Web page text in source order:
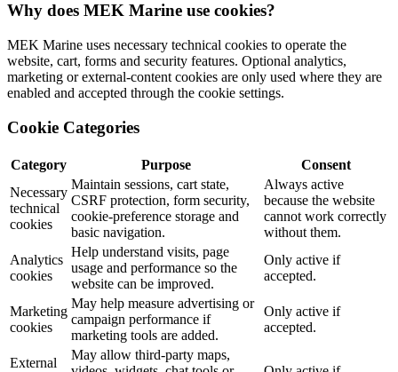
Why does MEK Marine use cookies?
MEK Marine uses necessary technical cookies to operate the
website, cart, forms and security features. Optional analytics,
marketing or external-content cookies are only used where they are
enabled and accepted through the cookie settings.
Cookie Categories
Category Purpose
Consent
Necessary
technical
cookies
Maintain sessions, cart state,
CSRF protection, form security,
cookie-preference storage and
basic navigation.
Always active
because the website
cannot work correctly
without them.
Analytics
cookies
Help understand visits, page
usage and performance so the
website can be improved.
Only active if
accepted.
Marketing
cookies
May help measure advertising or
campaign performance if
marketing tools are added.
Only active if
accepted.
External
May allow third-party maps,